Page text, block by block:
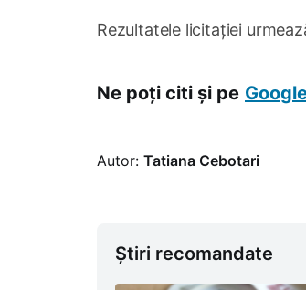
Rezultatele licitației
Ne poți citi și pe
Autor: Tatiana Cebotari
Știri recomandate